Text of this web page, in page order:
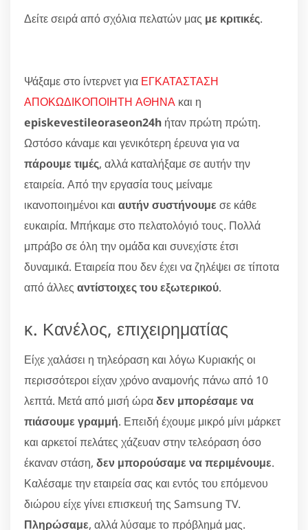
Δείτε σειρά από σχόλια πελατών μας με κριτικές.
Ψάξαμε στο ίντερνετ για ΕΓΚΑΤΑΣΤΑΣΗ
ΑΠΟΚΩΔΙΚΟΠΟΙΗΤΗ ΑΘΗΝΑ και η
episkevestileoraseon24h ήταν πρώτη πρώτη.
Ωστόσο κάναμε και γενικότερη έρευνα για να
πάρουμε τιμές, αλλά καταλήξαμε σε αυτήν την
εταιρεία. Από την εργασία τους μείναμε
ικανοποιημένοι και αυτήν συστήνουμε σε κάθε
ευκαιρία. Μπήκαμε στο πελατολόγιό τους. Πολλά
μπράβο σε όλη την ομάδα και συνεχίστε έτσι
δυναμικά. Εταιρεία που δεν έχει να ζηλέψει σε τίποτα
από άλλες αντίστοιχες του εξωτερικού.
κ. Κανέλος, επιχειρηματίας
Είχε χαλάσει η τηλεόραση και λόγω Κυριακής οι
περισσότεροι είχαν χρόνο αναμονής πάνω από 10
λεπτά. Μετά από μισή ώραδεν μπορέσαμε να
πιάσουμε γραμμή. Επειδή έχουμε μικρό μίνι μάρκετ
και αρκετοί πελάτες χάζευαν στην τελεόραση όσο
έκαναν στάση, δεν μπορούσαμε να περιμένουμε.
Καλέσαμε την εταιρεία σας και εντός του επόμενου
διώρου είχε γίνει επισκευή της Samsung TV.
Πληρώσαμε, αλλά λύσαμε το πρόβλημά μας.